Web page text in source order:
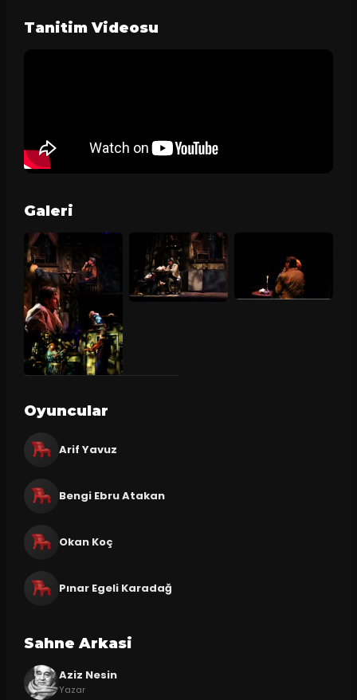
Tanitim Videosu
Galeri
Oyuncular
Arif Yavuz
Bengi Ebru Atakan
Okan Koç
Pınar Egeli Karadağ
Sahne Arkasi
Aziz Nesin
Yazar